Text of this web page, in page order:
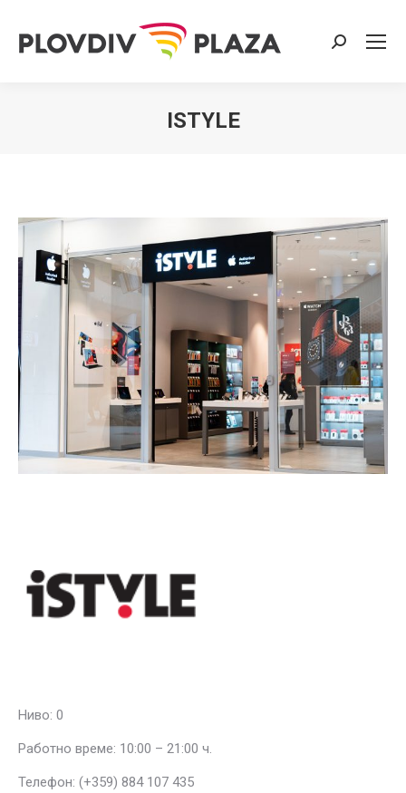
Search:
ISTYLE
Ниво: 0
Работно време: 10:00 – 21:00 ч.
Телефон: (+359) 884 107 435